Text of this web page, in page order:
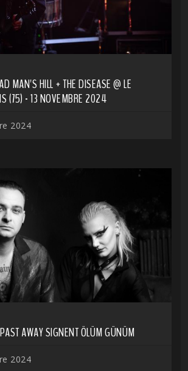
MAN'S HILL + THE DISEASE @ LE
(75) - 13 NOVEMBRE 2024
2024
AWAY SIGNENT ÖLÜM GÜNÜM
2024